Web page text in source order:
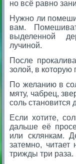
но всё равно
Нужно ли
вам.
выделенной
лучиной.
После
золой, в которую
По желанию в
мяту, чабрец,
соль становится
Если хотите,
дальше её
или склянкам.
затемно,
трижды три раза.